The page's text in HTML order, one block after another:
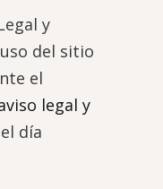
y
del sitio
el
legal y
día